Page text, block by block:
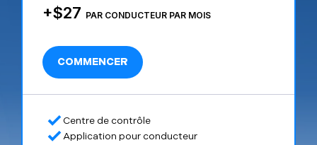
+$27 PAR CONDUCTEUR PAR MOIS
COMMENCER
Centre de contrôle
Application pour conducteur